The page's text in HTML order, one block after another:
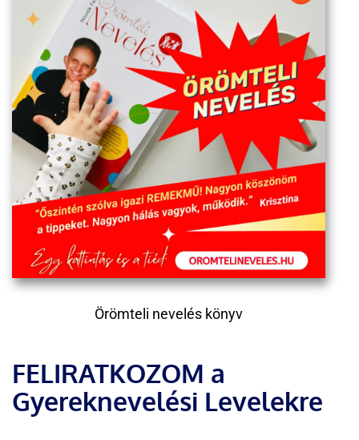
Örömteli nevelés könyv
FELIRATKOZOM a
Gyereknevelési Levelekre